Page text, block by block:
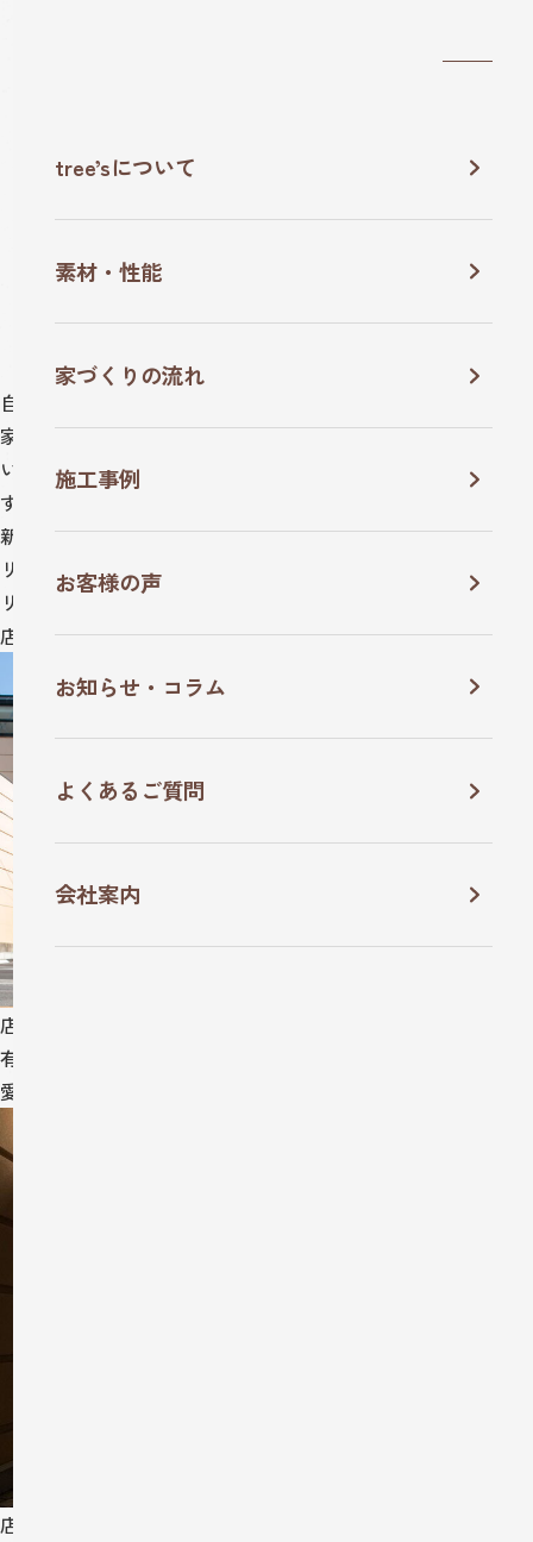
施工事例
施工事例
自然素材のぬくもりと、
家族の時間をあたたかく包む、tree’sの住まいをご覧くださ
い。
すべて
新築
リフォーム
リノベーション
店舗
店舗
有限会社 Ｋ設計様 新社屋
愛知県瀬戸市
店舗
tree’sについて
素材・性能
家づくりの流れ
施工事例
お客様の声
お知らせ・コラム
よくあるご質問
会社案内